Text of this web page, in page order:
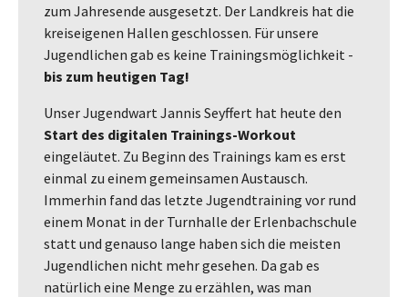
zum Jahresende ausgesetzt. Der Landkreis hat die
kreiseigenen Hallen geschlossen. Für unsere
Jugendlichen gab es keine Trainingsmöglichkeit -
bis zum heutigen Tag!
Unser Jugendwart Jannis Seyffert hat heute den
Start des digitalen Trainings-Workout
eingeläutet. Zu Beginn des Trainings kam es erst
einmal zu einem gemeinsamen Austausch.
Immerhin fand das letzte Jugendtraining vor rund
einem Monat in der Turnhalle der Erlenbachschule
statt und genauso lange haben sich die meisten
Jugendlichen nicht mehr gesehen. Da gab es
natürlich eine Menge zu erzählen, was man